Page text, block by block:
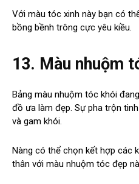
Với màu tóc xinh này bạn có
bồng bềnh trông cực yêu kiều.
13. Màu nhuộm
Bảng màu nhuộm tóc khói
đồ ưa làm đẹp. Sự pha trộn
và gam khói.
Nàng có thể chọn kết hợp các
thân với màu nhuộm tóc đẹp